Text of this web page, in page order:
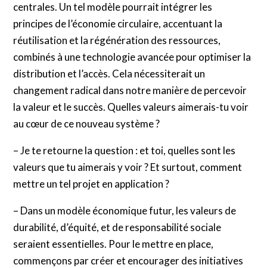
centrales. Un tel modèle pourrait intégrer les
principes de l’économie circulaire, accentuant la
réutilisation et la régénération des ressources,
combinés à une technologie avancée pour optimiser la
distribution et l’accès. Cela nécessiterait un
changement radical dans notre manière de percevoir
la valeur et le succès. Quelles valeurs aimerais-tu voir
au cœur de ce nouveau système ?
– Je te retourne la question : et toi, quelles sont les
valeurs que tu aimerais y voir ? Et surtout, comment
mettre un tel projet en application ?
– Dans un modèle économique futur, les valeurs de
durabilité, d’équité, et de responsabilité sociale
seraient essentielles. Pour le mettre en place,
commençons par créer et encourager des initiatives